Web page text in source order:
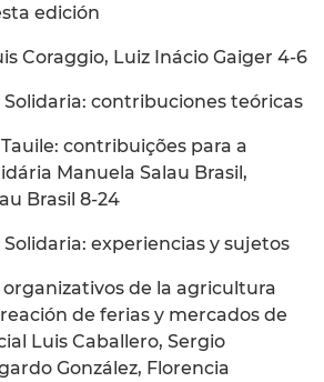
edición
Coraggio, Luiz Inácio Gaiger 4-6
Solidaria: contribuciones teóricas
contribuições para a
Manuela Salau Brasil,
Brasil 8-24
experiencias y sujetos
organizativos de la agricultura
de ferias y mercados de
Luis Caballero, Sergio
González, Florencia